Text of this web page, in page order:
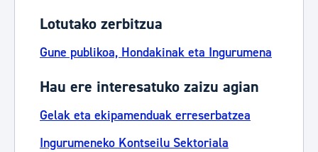
Lotutako zerbitzua
Gune publikoa, Hondakinak eta Ingurumena
Hau ere interesatuko zaizu agian
Gelak eta ekipamenduak erreserbatzea
Ingurumeneko Kontseilu Sektoriala